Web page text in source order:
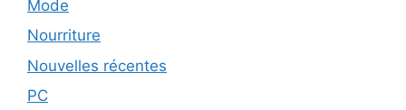
Mode
Nourriture
Nouvelles récentes
PC